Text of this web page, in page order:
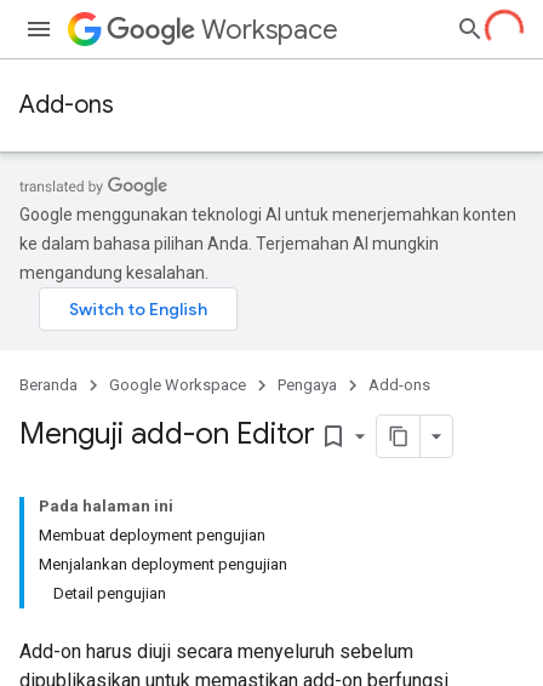
Workspace
Add-ons
Google menggunakan teknologi AI untuk menerjemahkan konten
ke dalam bahasa pilihan Anda. Terjemahan AI mungkin
mengandung kesalahan.
Beranda Google Workspace Pengaya Add-ons
Menguji add-on Editor bookmark_border
Pada halaman ini
Membuat deployment pengujian
Menjalankan deployment pengujian
Detail pengujian
Add-on harus diuji secara menyeluruh sebelum
dipublikasikan untuk memastikan add-on berfungsi